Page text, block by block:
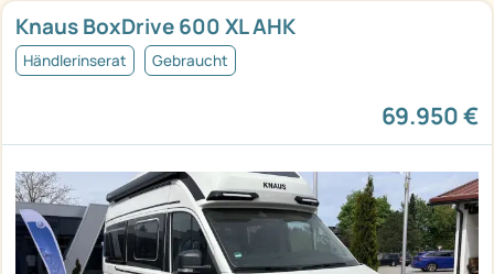
Knaus BoxDrive 600 XL AHK
Händlerinserat Gebraucht
69.950 €